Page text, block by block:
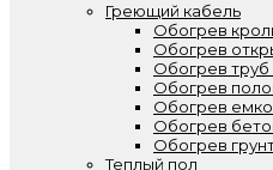
Греющий кабель
Обогрев
Обогрев
Обогрев труб
Обогрев
Обогрев
Обогрев
Обогрев
Теплый пол